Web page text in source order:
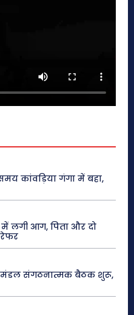
कांवड़िया गंगा में बहा,
लगी आग, पिता और दो
मंडल संगठनात्मक बैठक शुरू,